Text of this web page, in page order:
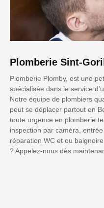
Plomberie Sint-
Plomberie Plomby, est une
spécialisée dans le service
Notre équipe de plombiers
peut se déplacer partout en
toute urgence en plomberie
inspection par caméra,
réparation WC et ou
? Appelez-nous dès